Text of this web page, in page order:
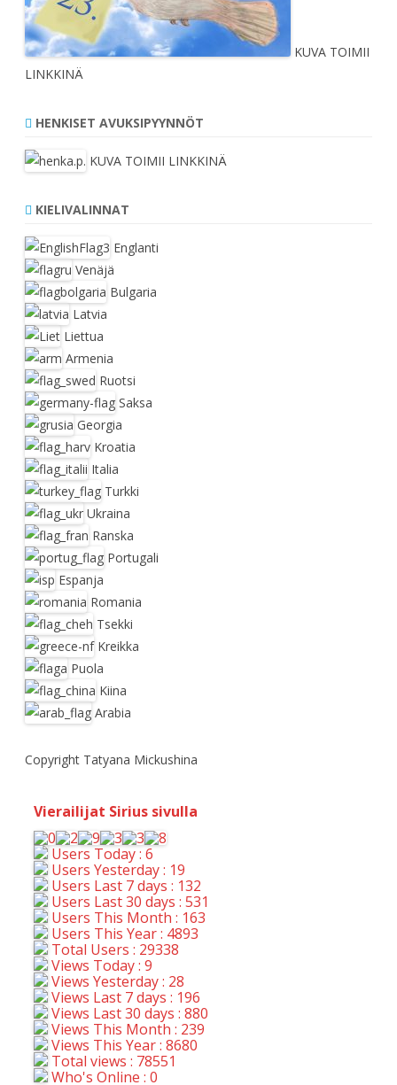
KUVA TOIMII
LINKKINÄ
HENKISET AVUKSIPYYNNÖT
KUVA TOIMII LINKKINÄ
KIELIVALINNAT
Englanti
Venäjä
Bulgaria
Latvia
Liettua
Armenia
Ruotsi
Saksa
Georgia
Kroatia
Italia
Turkki
Ukraina
Ranska
Portugali
Espanja
Romania
Tsekki
Kreikka
Puola
Kiina
Arabia
Copyright Tatyana Mickushina
Vierailijat Sirius sivulla
Users Today : 6
Users Yesterday : 19
Users Last 7 days : 132
Users Last 30 days : 531
Users This Month : 163
Users This Year : 4893
Total Users : 29338
Views Today : 9
Views Yesterday : 28
Views Last 7 days : 196
Views Last 30 days : 880
Views This Month : 239
Views This Year : 8680
Total views : 78551
Who's Online : 0